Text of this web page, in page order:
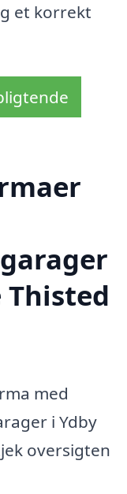
et korrekt
Thisted
med
i Ydby
oversigten